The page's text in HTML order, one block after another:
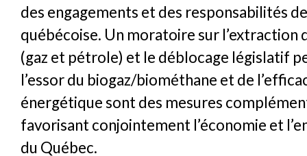
des engagements et des responsabilités
québécoise. Un moratoire sur l’extraction
(gaz et pétrole) et le déblocage législatif
l’essor du biogaz/biométhane et de
énergétique sont des mesures
favorisant conjointement l’économie et
du Québec.